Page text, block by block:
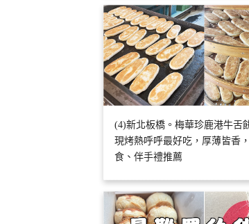
(4)新北板橋。梅華珍鹿港牛舌
現烤熱呼呼最好吃，厚薄皆香
食、伴手禮推薦